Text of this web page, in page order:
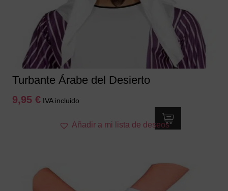
Turbante Árabe del Desierto
9,95 € IVA incluido
Añadir a mi lista de deseos